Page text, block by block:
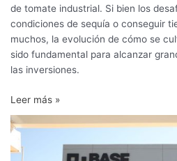
de tomate industrial. Si bien los
condiciones de sequía o conseguir
muchos, la evolución de cómo se
sido fundamental para alcanzar
las inversiones.
Leer más »
Alemana
invirtió